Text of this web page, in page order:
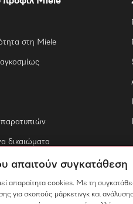
στη Miele
δικαιώματα
απαιτούν συγκατάθεση
απαραίτητα cookies. Με τη
για σκοπούς μάρκετινγκ και